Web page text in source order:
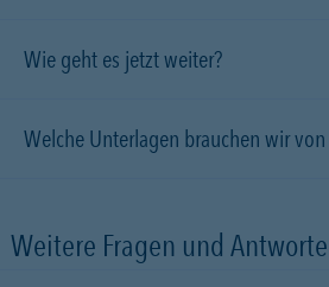
Wie geht es jetzt weiter?
Welche Unterlagen brauchen wir
Weitere Fragen und